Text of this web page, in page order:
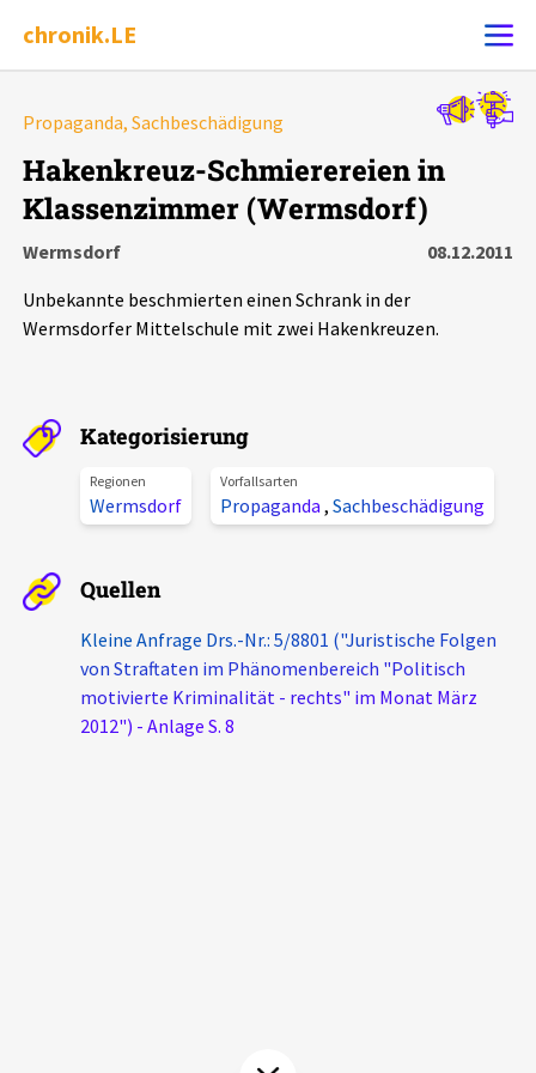
chronik.LE
Ereignis melden
Chronik
Schlaglichter
Phänomene
Veranstaltungen
Pressemitteilungen
Über uns
Projektbeschreibung
Propaganda, Sachbeschädigung
Hakenkreuz-Schmierereien in
Klassenzimmer (Wermsdorf)
Wermsdorf
08.12.2011
Unbekannte beschmierten einen Schrank in der
Wermsdorfer Mittelschule mit zwei Hakenkreuzen.
Kategorisierung
Regionen
Wermsdorf
Vorfallsarten
Propaganda , Sachbeschädigung
Quellen
Kleine Anfrage Drs.-Nr.: 5/8801 ("Juristische Folgen
von Straftaten im Phänomenbereich "Politisch
motivierte Kriminalität - rechts" im Monat März
2012") - Anlage S. 8
Alle Ereignisse
Ereignisse
Ereignisse Statistik